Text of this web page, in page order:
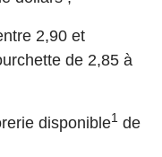
2,90 et
de 2,85 à
disponible1 de